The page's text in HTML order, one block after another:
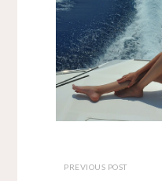
PREVIOUS POST